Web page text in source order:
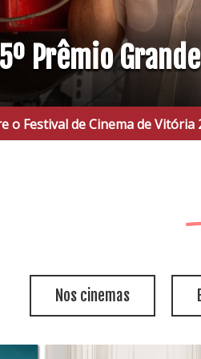
Prêmio
de Cinema de Vitória 2026
Nos cinemas